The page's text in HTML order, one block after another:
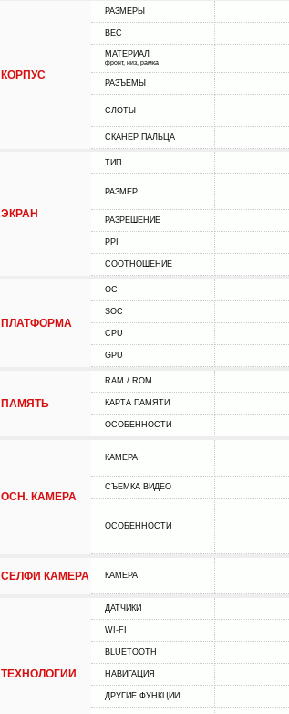
КОРПУС
РАЗМЕРЫ
ВЕС
МАТЕРИАЛ
фронт, низ, рамка
РАЗЪЕМЫ
СЛОТЫ
СКАНЕР ПАЛЬЦА
ЭКРАН
ТИП
РАЗМЕР
РАЗРЕШЕНИЕ
PPI
СООТНОШЕНИЕ
ПЛАТФОРМА
ОС
SOC
CPU
GPU
ПАМЯТЬ
RAM / ROM
КАРТА ПАМЯТИ
ОСОБЕННОСТИ
ОСН. КАМЕРА
КАМЕРА
СЪЕМКА ВИДЕО
ОСОБЕННОСТИ
СЕЛФИ КАМЕРА КАМЕРА
ТЕХНОЛОГИИ
ДАТЧИКИ
WI-FI
BLUETOOTH
НАВИГАЦИЯ
ДРУГИЕ ФУНКЦИИ